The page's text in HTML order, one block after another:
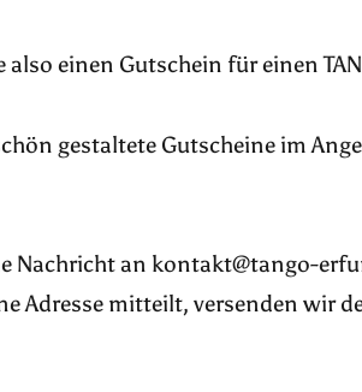
einen Gutschein für einen
gestaltete Gutscheine im
Nachricht an kontakt@tango-
Adresse mitteilt, versenden wir